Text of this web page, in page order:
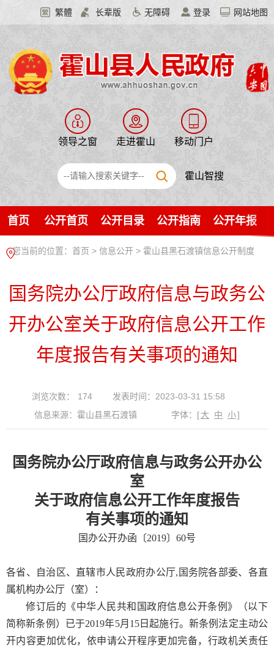
繁體 长辈版 无障碍 登录 网站地图
领导之窗 走进霍山 移动门户
霍山智搜
首页 公开首页 公开目录 公开指南 公开年报
您当前的位置： 首页 > 信息公开 > 霍山县黑石渡镇信息公开制度
国务院办公厅政府信息与政务公
开办公室关于政府信息公开工作
年度报告有关事项的通知
浏览次数： 174
发表时间：2023-03-31 15:58
信息来源：霍山县黑石渡镇
字体： [大 中 小]
国务院办公厅政府信息与政务公开办公
室
关于政府信息公开工作年度报告
有关事项的通知
国办公开办函〔2019〕60号
各省、自治区、直辖市人民政府办公厅,国务院各部委、各直
属机构办公厅（室）：
修订后的《中华人民共和国政府信息公开条例》（以下
简称新条例）已于2019年5月15日起施行。新条例法定主动公
开内容更加优化，依申请公开程序更加完备，行政机关责任